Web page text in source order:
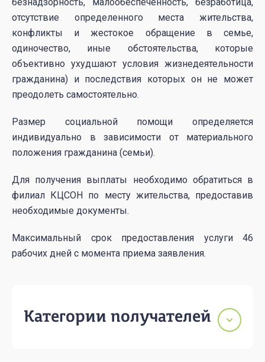
отсутствие определенного места жительства,
конфликты и жестокое обращение в семье,
одиночество, иные обстоятельства, которые
объективно ухудшают условия жизнедеятельности
гражданина) и последствия которых он не может
преодолеть самостоятельно.
Размер социальной помощи определяется
индивидуально в зависимости от материального
положения гражданина (семьи).
Для получения выплаты необходимо обратиться в
филиал КЦСОН по месту жительства, предоставив
необходимые документы.
Максимальный срок предоставления услуги 46
рабочих дней с момента приема заявления.
Категории получателей